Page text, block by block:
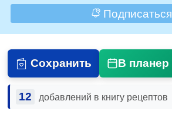
Подписаться
Сохранить В планер
12 добавлений в книгу рецептов